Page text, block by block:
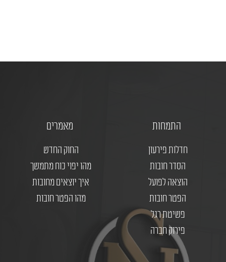
התמחות
חדלות פירעון
הסדר חובות
הוצאה לפועל
הפטר חובות
פשיטת רגל
פירוק חברה
מאמרים
החוק החדש
מהו יפוי כוח מתמשך
איך יוצאים מחובות
מהו הפטר חובות